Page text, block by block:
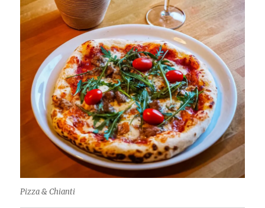
Pizza & Chianti